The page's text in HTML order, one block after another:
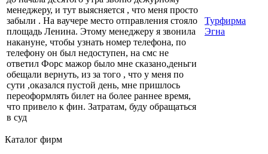
менеджеру, и тут выясняется , что меня просто
забыли . На ваучере место отправления стояло
площадь Ленина. Этому менеджеру я звонила
накануне, чтобы узнать номер телефона, по
телефону он был недоступен, на смс не
ответил Форс мажор было мне сказано,деньги
обещали вернуть, из за того , что у меня по
сути ,оказался пустой день, мне пришлось
переоформлять билет на более раннее время,
что привело к фин. Затратам, буду обращаться
в суд
Турфирма
Эгна
Каталог фирм